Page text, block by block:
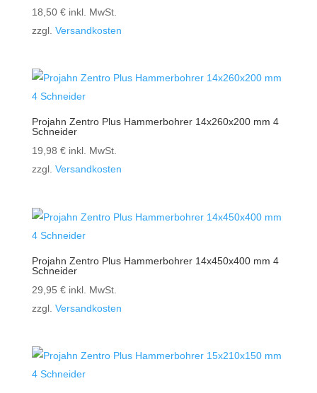
18,50 € inkl. MwSt.
zzgl. Versandkosten
Projahn Zentro Plus Hammerbohrer 14x260x200 mm 4
Schneider
19,98 € inkl. MwSt.
zzgl. Versandkosten
Projahn Zentro Plus Hammerbohrer 14x450x400 mm 4
Schneider
29,95 € inkl. MwSt.
zzgl. Versandkosten